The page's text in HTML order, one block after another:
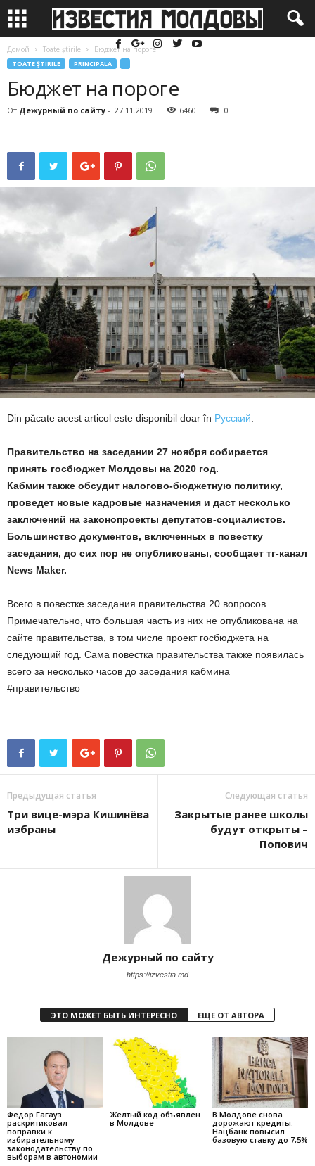
Домой Toate știrile Бюджет на пороге
TOATE ȘTIRILE PRINCIPALA
Бюджет на пороге
От Дежурный по сайту - 27.11.2019 6460 0
Din păcate acest articol este disponibil doar în Русский
Правительство на заседании 27 ноября собирается
принять госбюджет Молдовы на 2020 год.
Кабмин также обсудит налогово-бюджетную политику,
проведет новые кадровые назначения и даст несколько
заключений на законопроекты депутатов-социалистов.
Большинство документов, включенных в повестку
заседания, до сих пор не опубликованы, сообщает тг-канал
News Maker.
Всего в повестке заседания правительства 20 вопросов.
Примечательно, что большая часть из них не опубликована на
сайте правительства, в том числе проект госбюджета на
следующий год. Сама повестка правительства также появилась
всего за несколько часов до заседания кабмина
#правительство
Предыдущая статья
Три вице-мэра Кишинёва
избраны
Следующая статья
Закрытые ранее школы
будут открыты –
Попович
Дежурный по сайту
https://izvestia.md
ЭТО МОЖЕТ БЫТЬ ИНТЕРЕСНО ЕЩЕ ОТ АВТОРА
Федор Гагауз
раскритиковал
поправки к
избирательному
законодательству по
выборам в автономии
Желтый код объявлен
в Молдове
В Молдове снова
дорожают кредиты.
Нацбанк повысил
базовую ставку до 7,5%